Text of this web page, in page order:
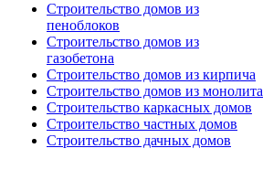
Строительство домов из
пеноблоков
Строительство домов из
газобетона
Строительство домов из кирпича
Строительство домов из монолита
Строительство каркасных домов
Строительство частных домов
Строительство дачных домов